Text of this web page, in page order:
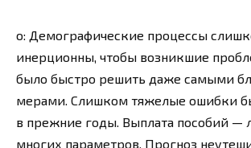
о: Демографические процессы
инерционны, чтобы возникшие
было быстро решить даже самыми
мерами. Слишком тяжелые ошибки
в прежние годы. Выплата пособий —
многих параметров. Прогноз